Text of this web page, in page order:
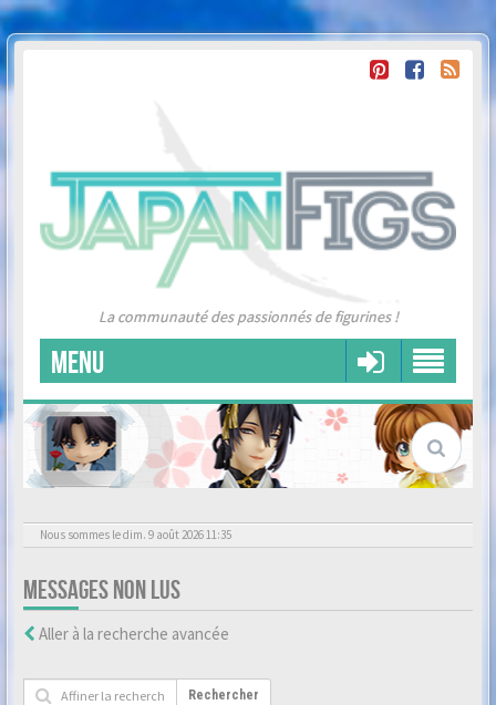
La communauté des passionnés de figurines !
MENU
Nous sommes le dim. 9 août 2026 11:35
MESSAGES NON LUS
Aller à la recherche avancée
Rechercher